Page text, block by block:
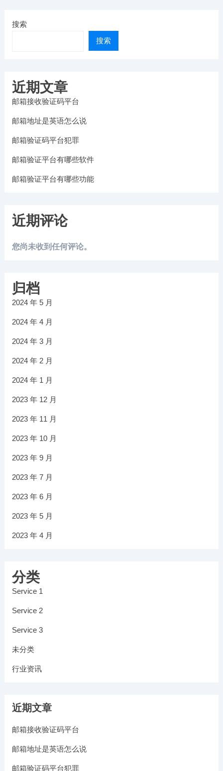
搜索
搜索
近期文章
邮箱接收验证码平台
邮箱地址是英语怎么说
邮箱验证码平台犯罪
邮箱验证平台有哪些软件
邮箱验证平台有哪些功能
近期评论
您尚未收到任何评论。
归档
2024 年 5 月
2024 年 4 月
2024 年 3 月
2024 年 2 月
2024 年 1 月
2023 年 12 月
2023 年 11 月
2023 年 10 月
2023 年 9 月
2023 年 7 月
2023 年 6 月
2023 年 5 月
2023 年 4 月
分类
Service 1
Service 2
Service 3
未分类
行业资讯
近期文章
邮箱接收验证码平台
邮箱地址是英语怎么说
邮箱验证码平台犯罪